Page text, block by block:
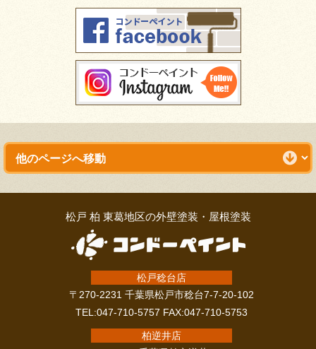
松戸 柏 東葛地区の外壁塗装・屋根塗装
松戸稔台店
〒270-2231 千葉県松戸市稔台7-7-20-102
TEL:047-710-5757 FAX:047-710-5753
柏逆井店